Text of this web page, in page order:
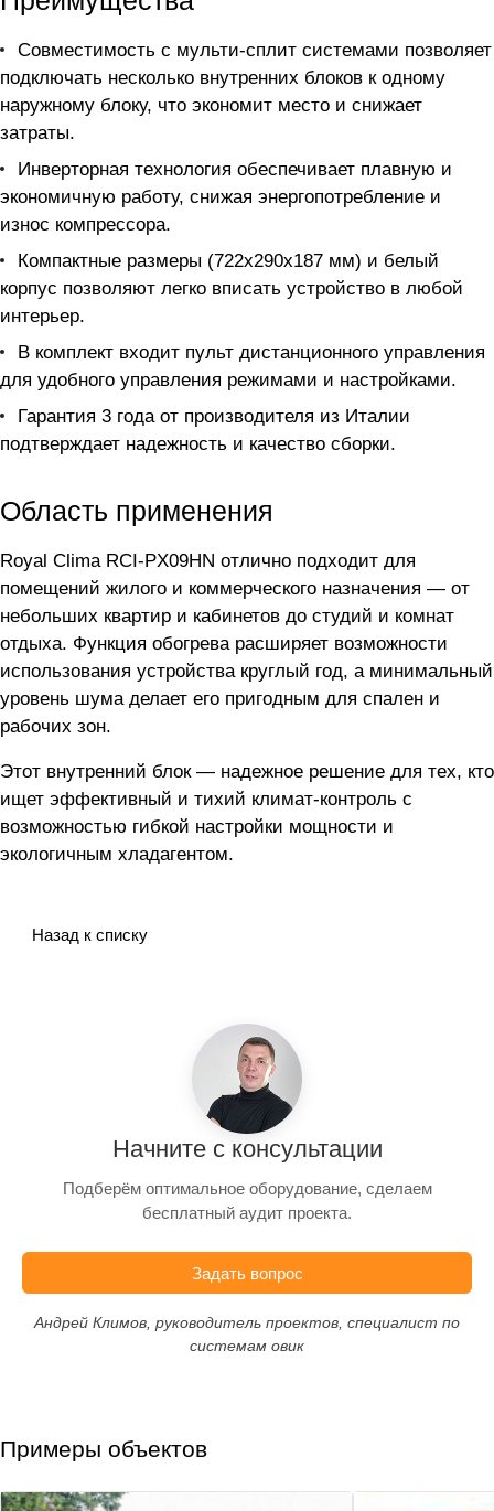
Совместимость с мульти-сплит системами позволяет
подключать несколько внутренних блоков к одному
наружному блоку, что экономит место и снижает
затраты.
Инверторная технология обеспечивает плавную и
экономичную работу, снижая энергопотребление и
износ компрессора.
Компактные размеры (722x290x187 мм) и белый
корпус позволяют легко вписать устройство в любой
интерьер.
В комплект входит пульт дистанционного управления
для удобного управления режимами и настройками.
Гарантия 3 года от производителя из Италии
подтверждает надежность и качество сборки.
Область применения
Royal Clima RCI-PX09HN отлично подходит для
помещений жилого и коммерческого назначения — от
небольших квартир и кабинетов до студий и комнат
отдыха. Функция обогрева расширяет возможности
использования устройства круглый год, а минимальный
уровень шума делает его пригодным для спален и
рабочих зон.
Этот внутренний блок — надежное решение для тех, кто
ищет эффективный и тихий климат-контроль с
возможностью гибкой настройки мощности и
экологичным хладагентом.
Назад к списку
Начните с консультации
Подберём оптимальное оборудование, сделаем
бесплатный аудит проекта.
Задать вопрос
Андрей Климов, руководитель проектов, специалист по
системам овик
Примеры объектов